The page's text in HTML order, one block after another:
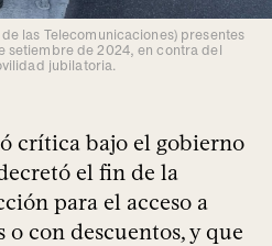
las Telecomunicaciones) presentes
setiembre de 2024, en contra del
jubilatoria.
crítica bajo el gobierno
el fin de la
para el acceso a
con descuentos, y que